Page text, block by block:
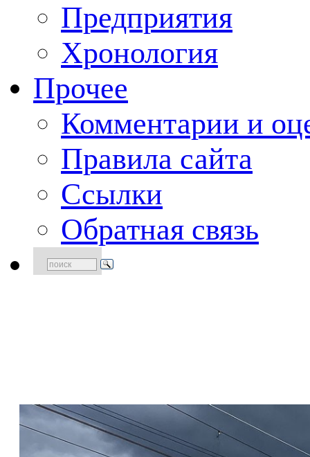
Предприятия
Хронология
Прочее
Комментарии и
Правила сайта
Ссылки
Обратная связь